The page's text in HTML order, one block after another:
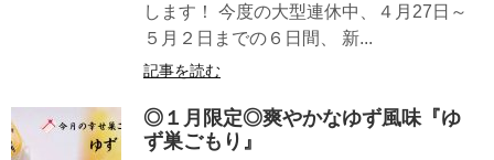
します！ 今度の大型連休中、４月27日～
５月２日までの６日間、 新...
記事を読む
◎１月限定◎爽やかなゆず風味『ゆ
ず巣ごもり』